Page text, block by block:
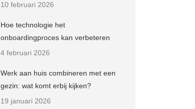
10 februari 2026
Hoe technologie het
onboardingproces kan verbeteren
4 februari 2026
Werk aan huis combineren met een
gezin: wat komt erbij kijken?
19 januari 2026